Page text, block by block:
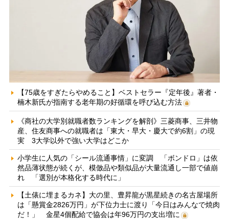
【75歳をすぎたらやめること】ベストセラー『定年後』著者・
楠木新氏が指南する老年期の好循環を呼び込む方法
《商社の大学別就職者数ランキングを解剖》三菱商事、三井物
産、住友商事への就職者は「東大・早大・慶大で約6割」の現
実 3大学以外で強い大学はどこか
小学生に人気の「シール流通事情」に変調 「ボンドロ」は依
然品薄状態が続くが、模倣品や類似品が大量流通し一部で値崩
れ 「選別が本格化する時代に」
【土俵に埋まるカネ】大の里、豊昇龍が黒星続きの名古屋場所
は「懸賞金2826万円」が下位力士に渡り「今日はみんなで焼肉
だ！」 金星4個配給で協会は年96万円の支出増に